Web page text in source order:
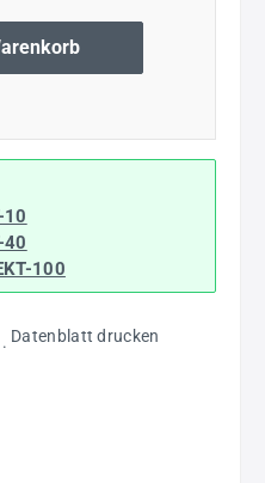
10
40
100
. Datenblatt drucken